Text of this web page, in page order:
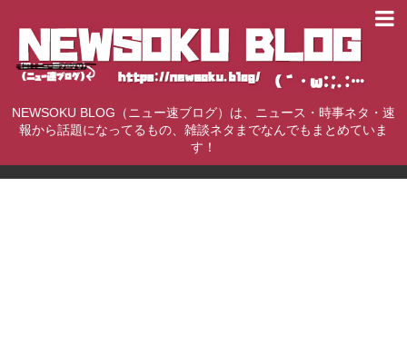
NEWSOKU BLOG（ニュー速ブログ）は、ニュース・時事ネタ・速
報から話題になってるもの、雑談ネタまでなんでもまとめていま
す！